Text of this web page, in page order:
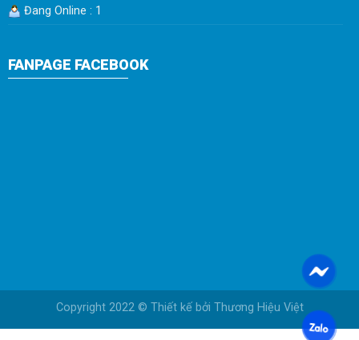
Đang Online : 1
FANPAGE FACEBOOK
Copyright 2022 © Thiết kế bởi Thương Hiệu Việt